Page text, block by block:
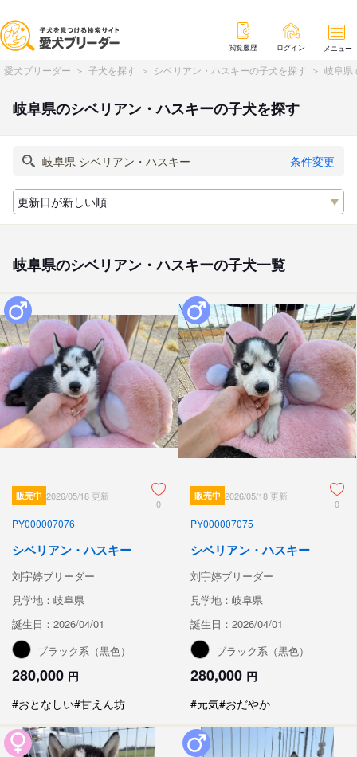
閲覧履歴 ログイン メニュー
愛犬ブリーダー 子犬を探す シベリアン・ハスキーの子犬を探す 岐阜県
岐阜県のシベリアン・ハスキーの子犬を探す
条件変更
岐阜県のシベリアン・ハスキーの子犬一覧
販売中 2026/05/18 更新
0
PY000007076
シベリアン・ハスキー
刘宇婷ブリーダー
見学地：岐阜県
誕生日：2026/04/01
ブラック系（黒色）
280,000 円
#おとなしい#甘えん坊
販売中 2026/05/18 更新
0
PY000007075
シベリアン・ハスキー
刘宇婷ブリーダー
見学地：岐阜県
誕生日：2026/04/01
ブラック系（黒色）
280,000 円
#元気#おだやか